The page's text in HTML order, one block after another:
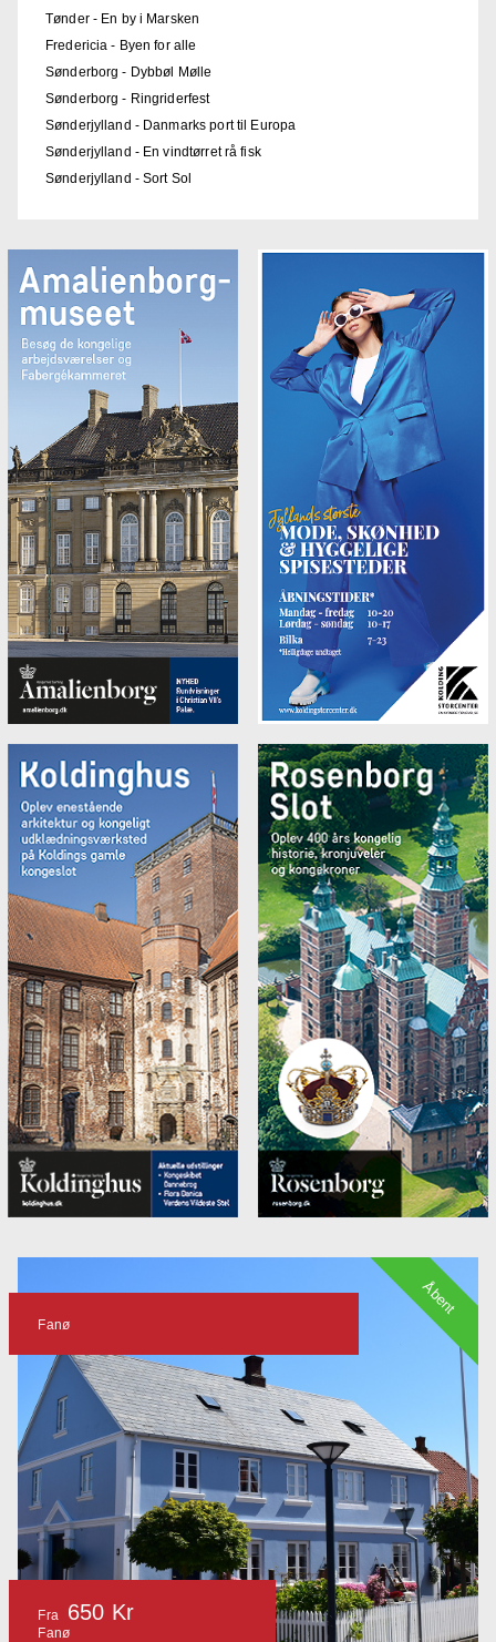
Tønder - En by i Marsken
Fredericia - Byen for alle
Sønderborg - Dybbøl Mølle
Sønderborg - Ringriderfest
Sønderjylland - Danmarks port til Europa
Sønderjylland - En vindtørret rå fisk
Sønderjylland - Sort Sol
Fanø
Fra 650 Kr
Fanø
Åbent